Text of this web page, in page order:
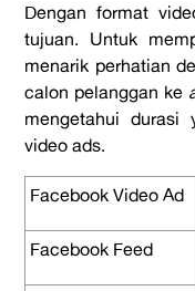
Dengan format
tujuan. Untuk
menarik perhatian
calon pelanggan ke
mengetahui durasi
video ads.
Facebook Video Ad
Facebook Feed